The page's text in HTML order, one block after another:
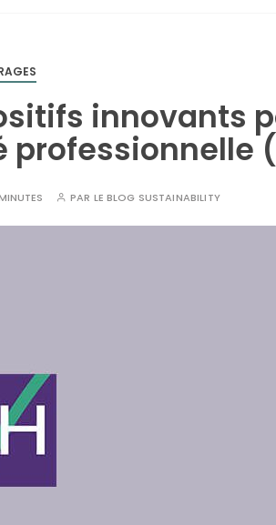
innovants
professionnelle
PAR LE BLOG SUSTAINABILITY